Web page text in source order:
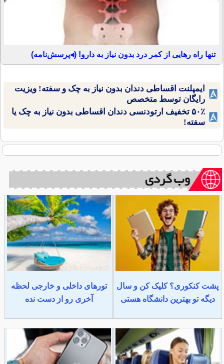
تنها راه رهایی از کمر درد بدون نیاز به دارو! (◂پرسش‌نامه)
ایمپلنت اقساطی دندان بدون نیاز به چک و سفته! ویزیت
رایگان توسط متخصص
۵۰٪ تخفیف ارتودنسی دندان اقساطی بدون نیاز به چک یا
سفته!
پشت کنکوری؟ کلیک کن و سال
دیگه تو بهترین دانشگاه هستی
تورهای داخلی و خارجی لحظه
آخری رو از دست نده